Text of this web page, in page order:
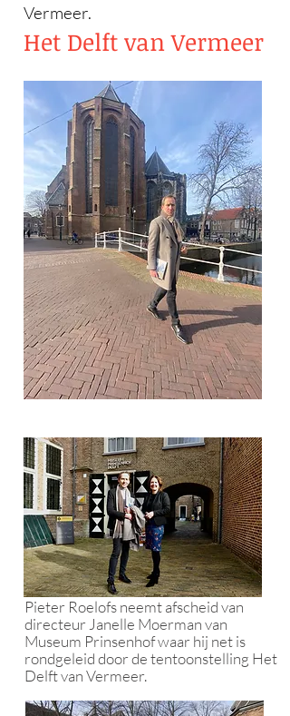
Vermeer.​
Het Delft van Vermeer
Pieter Roelofs neemt afscheid van
directeur Janelle Moerman van
Museum Prinsenhof waar hij net is
rondgeleid door de tentoonstelling Het
Delft van Vermeer.